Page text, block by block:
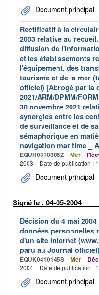
Document principal
Rectificatif à la
2003 relative au
diffusion de
et les établissements
l'équipement, des
tourisme et de la mer
officiel) [Abrogé par la
2021/ARM/DPMM/
30 novembre 2021
synergies entre les
de surveillance et de
sémaphorique en
navigation maritime _
EQUH0310385Z Mer
2003
Date de publication :
Document principal
Signé le : 04-05-2004
Décision du 4 mai
données personnelles
d'un site internet
paru au Journal officiel)
EQUK0410145S Mer
2004
Date de publication :
Document principal